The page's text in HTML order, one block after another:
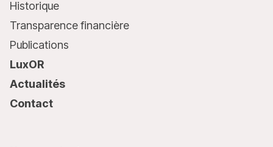
Historique
Transparence financière
Publications
LuxOR
Actualités
Contact